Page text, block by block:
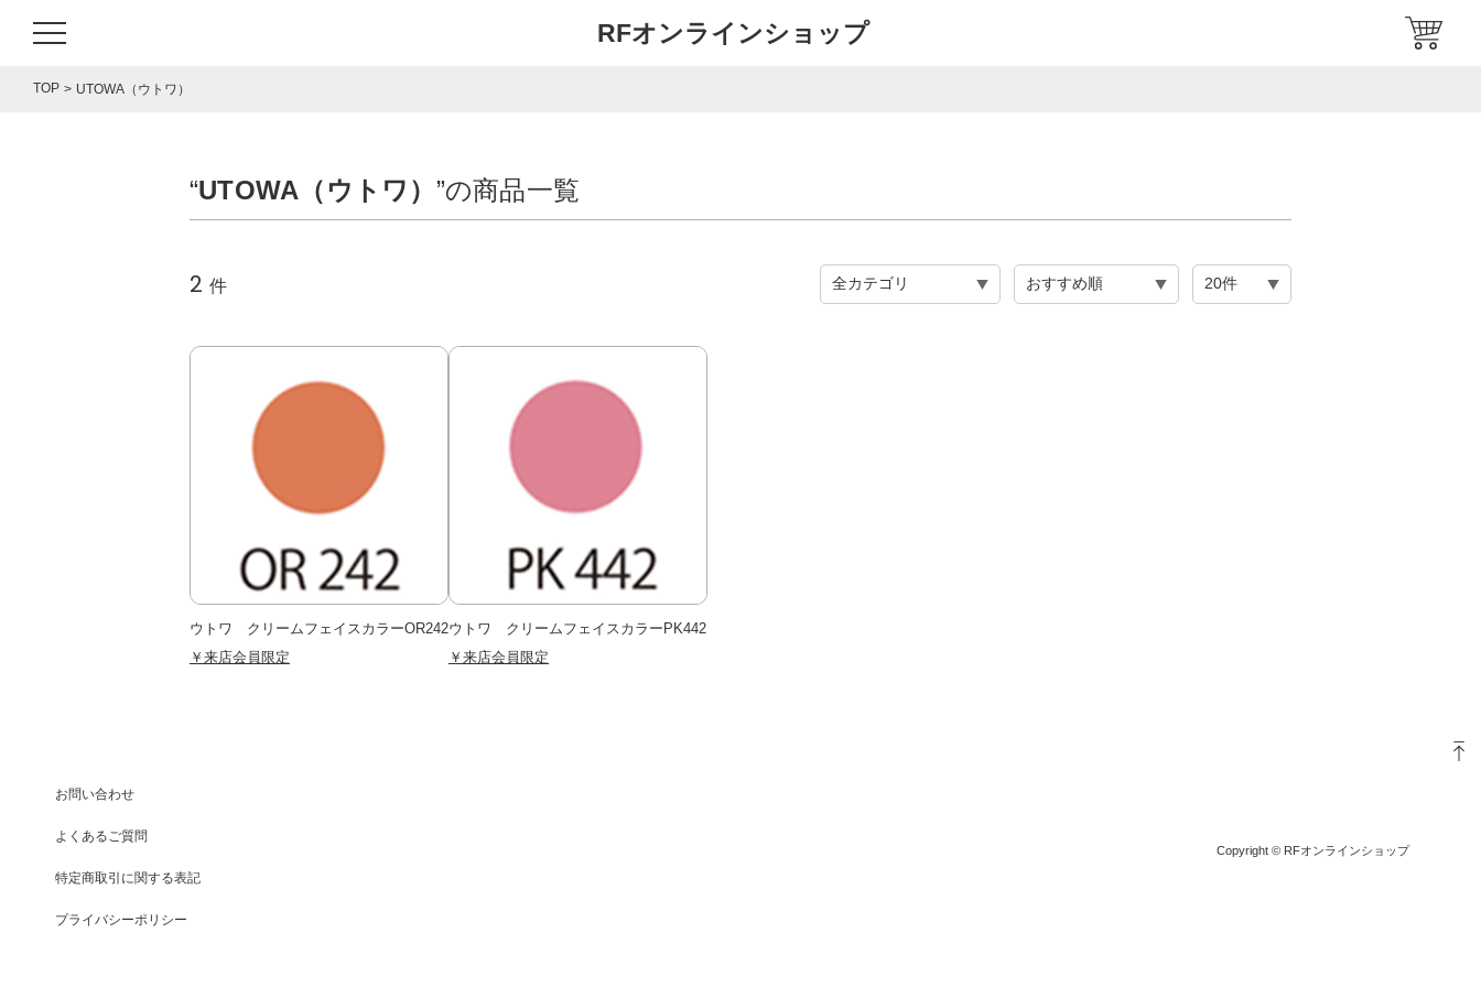
RFオンラインショップ
TOP UTOWA（ウトワ）
“UTOWA（ウトワ） ”の商品一覧
2 件
ウトワ クリームフェイスカラーOR242
￥来店会員限定
ウトワ クリームフェイスカラーPK442
￥来店会員限定
お問い合わせ
よくあるご質問
特定商取引に関する表記
プライバシーポリシー
Copyright © RFオンラインショップ